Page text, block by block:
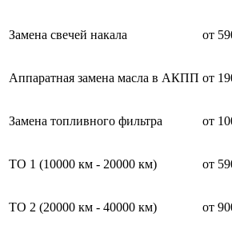
Замена свечей накала от
Аппаратная замена масла в АКПП от
Замена топливного фильтра от
ТО 1 (10000 км - 20000 км) от
ТО 2 (20000 км - 40000 км) от